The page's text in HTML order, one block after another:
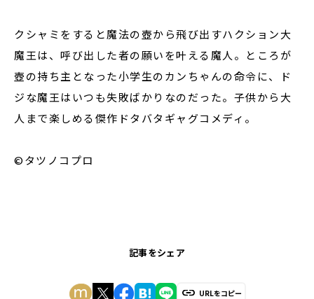
クシャミをすると魔法の壺から飛び出すハクション大
魔王は、呼び出した者の願いを叶える魔人。ところが
壺の持ち主となった小学生のカンちゃんの命令に、ド
ジな魔王はいつも失敗ばかりなのだった。子供から大
人まで楽しめる傑作ドタバタギャグコメディ。
©タツノコプロ
記事をシェア
URLをコピー